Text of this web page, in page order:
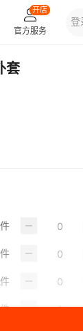
套
件
件
件
件